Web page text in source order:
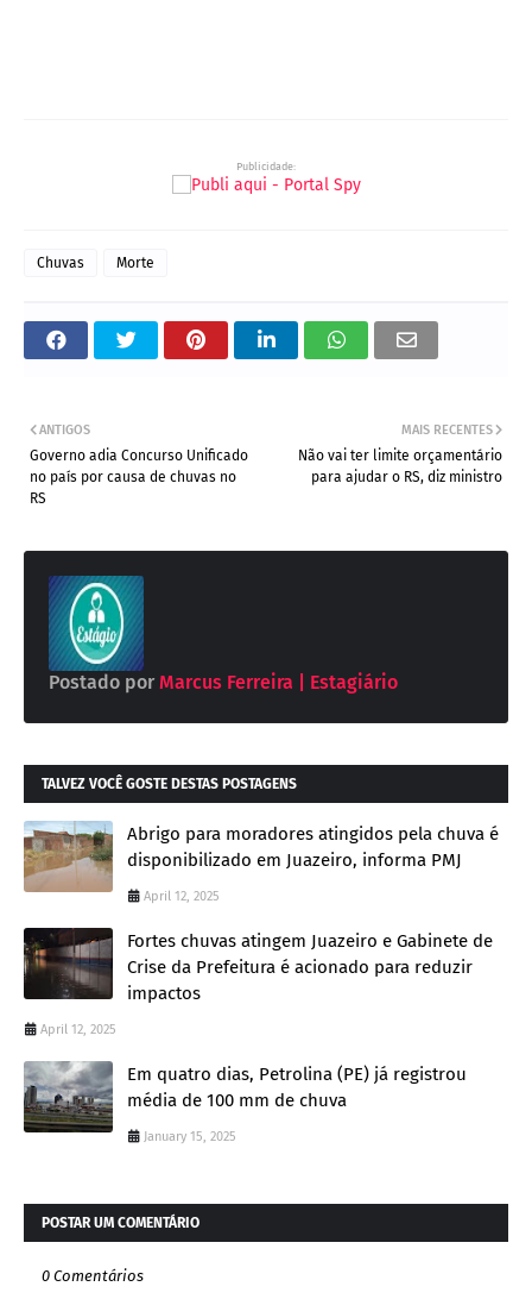
Publicidade:
Chuvas Morte
MAIS RECENTES
Não vai ter limite orçamentário
para ajudar o RS, diz ministro
ANTIGOS
Governo adia Concurso Unificado
no país por causa de chuvas no
RS
Postado por Marcus Ferreira | Estagiário
TALVEZ VOCÊ GOSTE DESTAS POSTAGENS
Abrigo para moradores atingidos pela chuva é
disponibilizado em Juazeiro, informa PMJ
April 12, 2025
Fortes chuvas atingem Juazeiro e Gabinete de
Crise da Prefeitura é acionado para reduzir
impactos
April 12, 2025
Em quatro dias, Petrolina (PE) já registrou
média de 100 mm de chuva
January 15, 2025
POSTAR UM COMENTÁRIO
0 Comentários